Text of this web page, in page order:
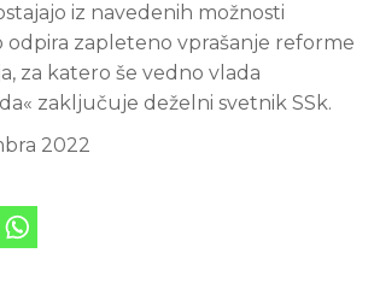
iz navedenih možnosti
odpira zapleteno vprašanje reforme
za katero še vedno vlada
zaključuje deželni svetnik SSk.
2022